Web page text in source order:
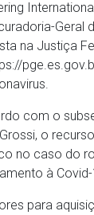
Geral
na Justiça
com o
o
no caso do
à Covid-
para